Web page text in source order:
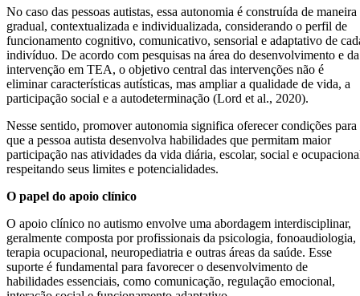
No caso das pessoas autistas, essa autonomia é construída de maneira
gradual, contextualizada e individualizada, considerando o perfil de
funcionamento cognitivo, comunicativo, sensorial e adaptativo de
indivíduo. De acordo com pesquisas na área do desenvolvimento e da
intervenção em TEA, o objetivo central das intervenções não é
eliminar características autísticas, mas ampliar a qualidade de vida, a
participação social e a autodeterminação (Lord et al., 2020).
Nesse sentido, promover autonomia significa oferecer condições para
que a pessoa autista desenvolva habilidades que permitam maior
participação nas atividades da vida diária, escolar, social e
respeitando seus limites e potencialidades.
O papel do apoio clínico
O apoio clínico no autismo envolve uma abordagem interdisciplinar,
geralmente composta por profissionais da psicologia, fonoaudiologia,
terapia ocupacional, neuropediatria e outras áreas da saúde. Esse
suporte é fundamental para favorecer o desenvolvimento de
habilidades essenciais, como comunicação, regulação emocional,